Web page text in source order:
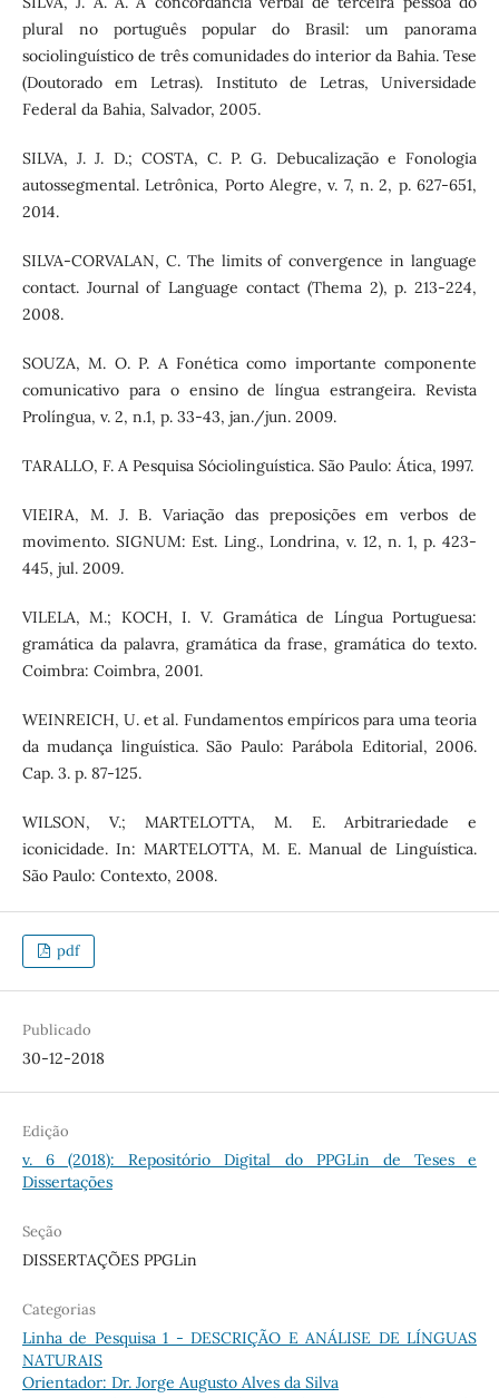
plural no português popular do Brasil: um panorama
sociolinguístico de três comunidades do interior da Bahia. Tese
(Doutorado em Letras). Instituto de Letras, Universidade
Federal da Bahia, Salvador, 2005.
SILVA, J. J. D.; COSTA, C. P. G. Debucalização e Fonologia
autossegmental. Letrônica, Porto Alegre, v. 7, n. 2, p. 627-651,
2014.
SILVA-CORVALAN, C. The limits of convergence in language
contact. Journal of Language contact (Thema 2), p. 213-224,
2008.
SOUZA, M. O. P. A Fonética como importante componente
comunicativo para o ensino de língua estrangeira. Revista
Prolíngua, v. 2, n.1, p. 33-43, jan./jun. 2009.
TARALLO, F. A Pesquisa Sóciolinguística. São Paulo: Ática, 1997.
VIEIRA, M. J. B. Variação das preposições em verbos de
movimento. SIGNUM: Est. Ling., Londrina, v. 12, n. 1, p. 423-
445, jul. 2009.
VILELA, M.; KOCH, I. V. Gramática de Língua Portuguesa:
gramática da palavra, gramática da frase, gramática do texto.
Coimbra: Coimbra, 2001.
WEINREICH, U. et al. Fundamentos empíricos para uma teoria
da mudança linguística. São Paulo: Parábola Editorial, 2006.
Cap. 3. p. 87-125.
WILSON, V.; MARTELOTTA, M. E. Arbitrariedade e
iconicidade. In: MARTELOTTA, M. E. Manual de Linguística.
São Paulo: Contexto, 2008.
pdf
Publicado
30-12-2018
Edição
v. 6 (2018): Repositório Digital do PPGLin de Teses e
Dissertações
Seção
DISSERTAÇÕES PPGLin
Categorias
Linha de Pesquisa 1 - DESCRIÇÃO E ANÁLISE DE LÍNGUAS
NATURAIS
Orientador: Dr. Jorge Augusto Alves da Silva